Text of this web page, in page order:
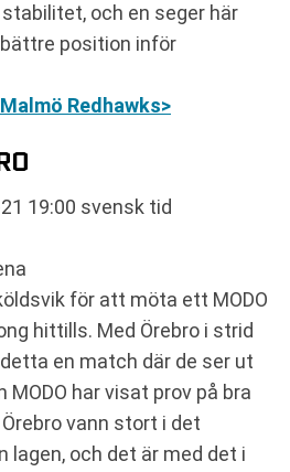
och en seger här
position inför
Redhawks>
19:00 svensk tid
för att möta ett MODO
hittills. Med Örebro i strid
en match där de ser ut
har visat prov på bra
vann stort i det
och det är med det i